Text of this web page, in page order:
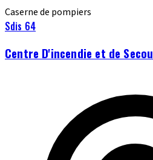
Caserne de pompiers
Sdis 64
Centre D'incendie et de